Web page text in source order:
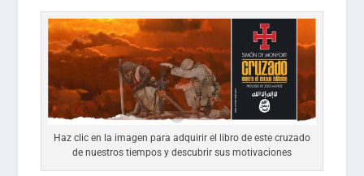
Haz clic en la imagen para adquirir el libro de este cruzado
de nuestros tiempos y descubrir sus motivaciones